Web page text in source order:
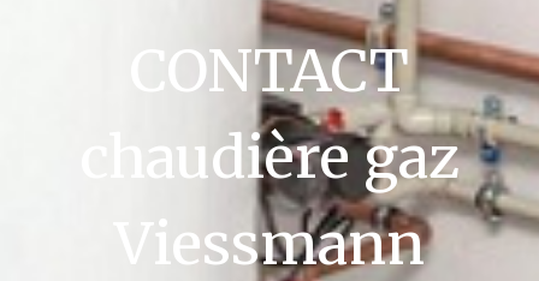
CONTACT
chaudière gaz
Viessmann